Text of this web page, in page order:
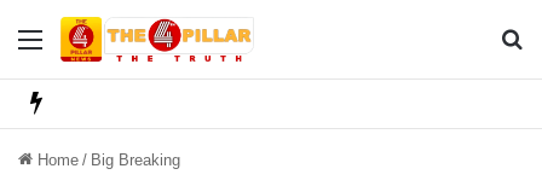
Menu
Home / Big Breaking